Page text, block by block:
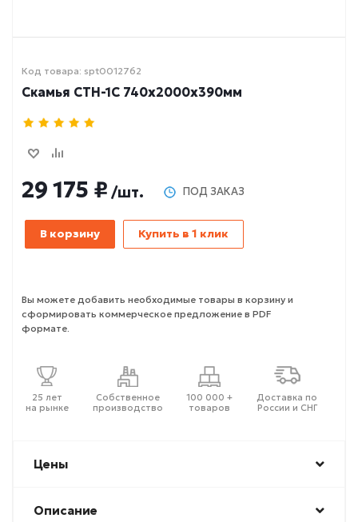
Код товара: spt0012762
Скамья СТН-1С 740х2000х390мм
29 175 ₽ /шт. ПОД ЗАКАЗ
В корзину Купить в 1 клик
Вы можете добавить необходимые товары в корзину и
сформировать коммерческое предложение в PDF
формате.
25 лет
на рынке
Собственное
производство
100 000 +
товаров
Доставка по
России и СНГ
Цены
Описание